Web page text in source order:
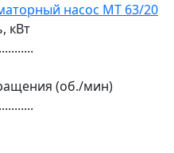
насос МТ 63/20
кВт
(об./мин)